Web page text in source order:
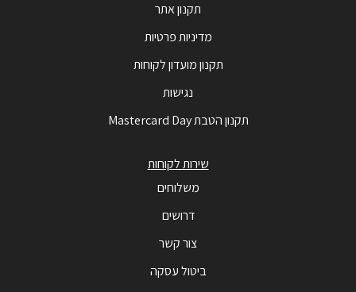
תקנון אתר
מדיניות פרטיות
תקנון מועדון לקוחות
נגישות
תקנון הטבת Mastercard Day
שירות לקוחות
משלוחים
דרושים
צור קשר
ביטול עסקה